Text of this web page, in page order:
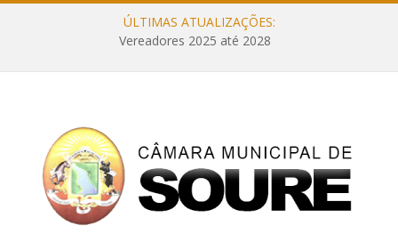
ÚLTIMAS ATUALIZAÇÕES:
Vereadores 2025 até 2028